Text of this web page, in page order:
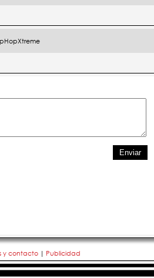
y contacto | Publicidad